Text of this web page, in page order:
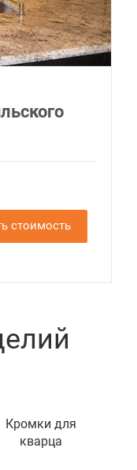
стоимость
Кромки для
кварца